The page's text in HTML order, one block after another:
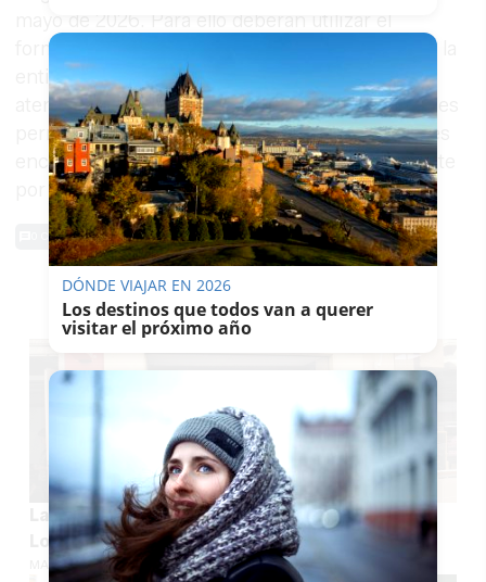
mayo de 2026. Para ello deberán utilizar el
formulario electrónico específico habilitado por la
entidad municipal. Además, los puntos de
atención al ciudadano de los distritos municipales
permanecerán disponibles para asistir a quienes
encuentren dificultades para completar el trámite
por sus propios medios.
0 Comentarios
TE PUEDE INTERESAR
La suerte toca Sevilla: el segundo premio de la
Lotería Nacional se vende en Quinto
MARÍA CRISOL
DÓNDE VIAJAR EN 2026
Los destinos que todos van a querer
visitar el próximo año